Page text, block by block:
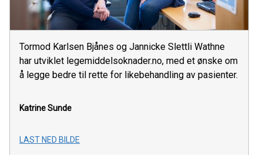
Tormod Karlsen Bjånes og Jannicke Slettli Wathne
har utviklet legemiddelsoknader.no, med et ønske om
å legge bedre til rette for likebehandling av pasienter.
Katrine Sunde
LAST NED BILDE